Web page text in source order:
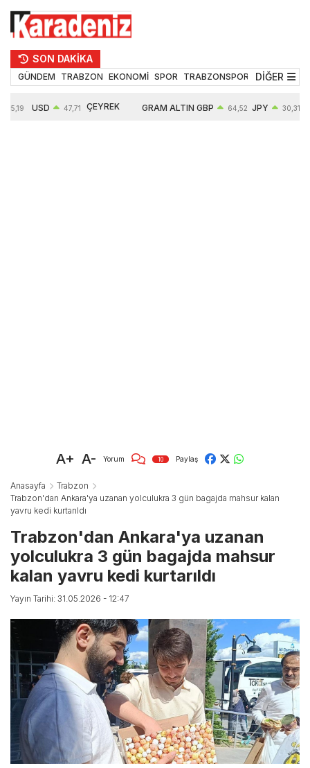
SON DAKİKA
GÜNDEM TRABZON EKONOMİ SPOR TRABZONSPOR TEKNOLOJİ
DİĞER
55,19 USD 47,71 ÇEYREK GRAM ALTIN GBP 64,52 JPY 30,31
A+ A- Yorum 10 Paylaş
Anasayfa
Trabzon
Trabzon'dan Ankara'ya uzanan yolculukra 3 gün bagajda mahsur kalan
yavru kedi kurtarıldı
Trabzon'dan Ankara'ya uzanan
yolculukra 3 gün bagajda mahsur
kalan yavru kedi kurtarıldı
Yayın Tarihi: 31.05.2026 - 12:47